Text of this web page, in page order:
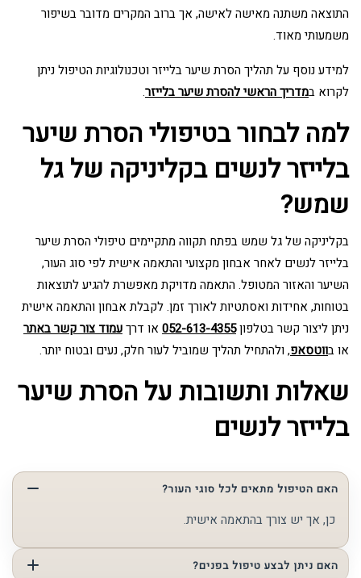
התוצאה משתנה מאישה לאישה, אך ברוב המקרים מדובר בשיפור
משמעותי מאוד.
למידע נוסף על תהליך הסרת שיער בלייזר וטכנולוגיות הטיפול ניתן
לקרוא במדריך הראשי להסרת שיער בלייזר.
למה לבחור בטיפולי הסרת שיער
בלייזר לנשים בקליניקה של גל
שמש?
בקליניקה של גל שמש בפתח תקווה מתקיימים טיפולי הסרת שיער
בלייזר לנשים לאחר אבחון מקצועי והתאמה אישית לפי סוג העור,
השיער והאזור המטופל. התאמה מדויקת מאפשרת להגיע לתוצאות
בטוחות, אחידות ואסתטיות לאורך זמן. לקבלת אבחון והתאמה אישית
ניתן ליצור קשר בטלפון052-613-4355 או דרךעמוד צור קשר באתר
או בווטסאפ, ולהתחיל תהליך שמוביל לעור חלק, נעים ובטוח יותר.
שאלות ותשובות על הסרת שיער
בלייזר לנשים
האם הטיפול מתאים לכל סוגי העור?
כן, אך יש צורך בהתאמה אישית.
האם ניתן לבצע טיפול בפנים?